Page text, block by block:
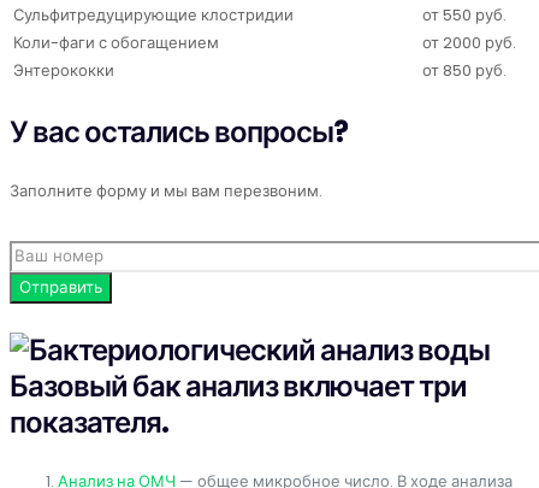
Сульфитредуцирующие клостридии
от 550 руб.
Коли-фаги с обогащением
от 2000 руб.
Энтерококки
от 850 руб.
У вас остались вопросы?
Заполните форму и мы вам перезвоним.
Базовый бак анализ включает три
показателя.
Анализ на ОМЧ — общее микробное число. В ходе анализа